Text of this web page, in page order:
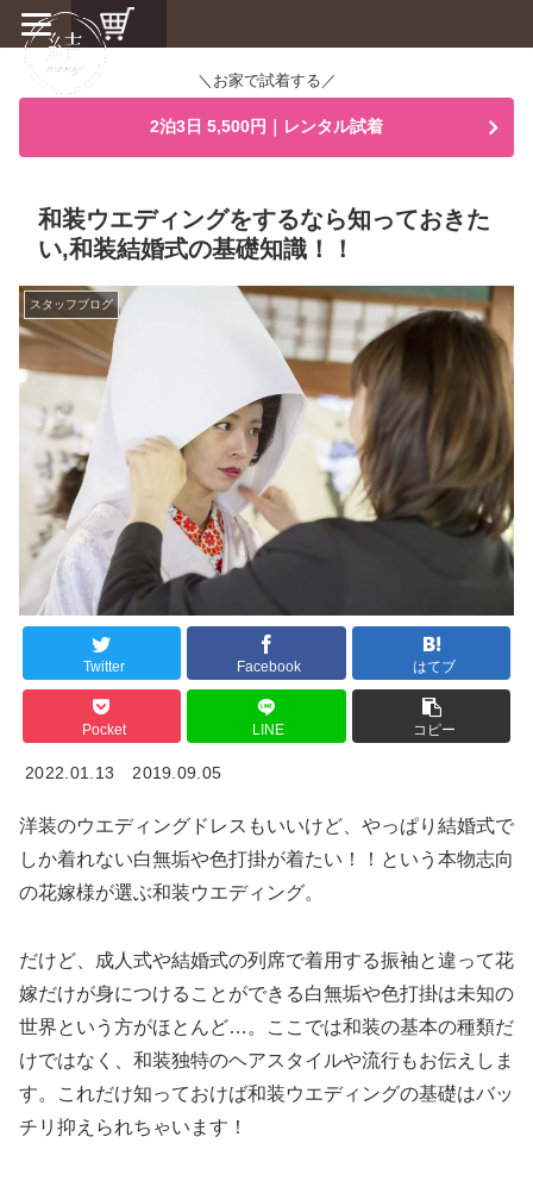
＼お家で試着する／
2泊3日 5,500円｜レンタル試着
和装ウエディングをするなら知っておきた
い,和装結婚式の基礎知識！！
スタッフブログ
Twitter Facebook はてブ
Pocket LINE コピー
2022.01.13 2019.09.05
洋装のウエディングドレスもいいけど、やっぱり結婚式で
しか着れない白無垢や色打掛が着たい！！という本物志向
の花嫁様が選ぶ和装ウエディング。
だけど、成人式や結婚式の列席で着用する振袖と違って花
嫁だけが身につけることができる白無垢や色打掛は未知の
世界という方がほとんど…。ここでは和装の基本の種類だ
けではなく、和装独特のヘアスタイルや流行もお伝えしま
す。これだけ知っておけば和装ウエディングの基礎はバッ
チリ抑えられちゃいます！